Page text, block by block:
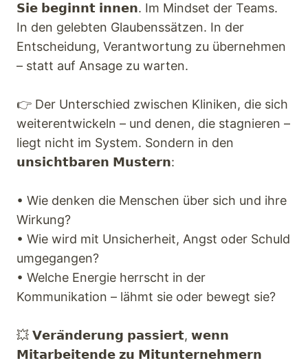
𝗦𝗶𝗲 𝗯𝗲𝗴𝗶𝗻𝗻𝘁 𝗶𝗻𝗻𝗲𝗻. Im Mindset der Teams.
In den gelebten Glaubenssätzen. In der
Entscheidung, Verantwortung zu übernehmen
– statt auf Ansage zu warten.
👉 Der Unterschied zwischen Kliniken, die sich
weiterentwickeln – und denen, die stagnieren –
liegt nicht im System. Sondern in den
𝘂𝗻𝘀𝗶𝗰𝗵𝘁𝗯𝗮𝗿𝗲𝗻 𝗠𝘂𝘀𝘁𝗲𝗿𝗻:
• Wie denken die Menschen über sich und ihre
Wirkung?
• Wie wird mit Unsicherheit, Angst oder Schuld
umgegangen?
• Welche Energie herrscht in der
Kommunikation – lähmt sie oder bewegt sie?
💥 𝗩𝗲𝗿𝗮̈𝗻𝗱𝗲𝗿𝘂𝗻𝗴 𝗽𝗮𝘀𝘀𝗶𝗲𝗿𝘁, 𝘄𝗲𝗻𝗻
𝗠𝗶𝘁𝗮𝗿𝗯𝗲𝗶𝘁𝗲𝗻𝗱𝗲 𝘇𝘂 𝗠𝗶𝘁𝘂𝗻𝘁𝗲𝗿𝗻𝗲𝗵𝗺𝗲𝗿𝗻